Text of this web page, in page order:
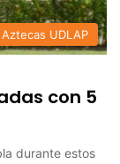
Aztecas UDLAP
con 5
durante estos